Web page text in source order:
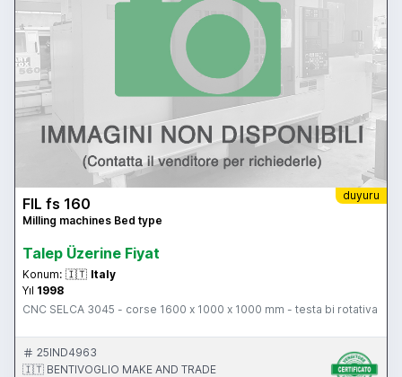
duyuru
FIL fs 160
Milling machines Bed type
Talep Üzerine Fiyat
Konum: 🇮🇹 Italy
Yıl 1998
CNC SELCA 3045 - corse 1600 x 1000 x 1000 mm - testa bi rotativa
25IND4963
🇮🇹 BENTIVOGLIO MAKE AND TRADE